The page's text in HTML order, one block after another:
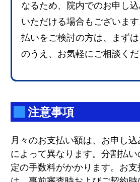
なるため、院内でのお申し
いただける場合もございま
払いをご検討の方は、まず
のうえ、お気軽にご相談くだ
注意事項
月々のお支払い額は、お申し
によって異なります。分割払
定の手数料がかかります。お